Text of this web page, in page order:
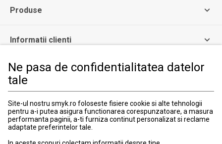
Ne pasa de confidentialitatea datelor
tale
Site-ul nostru smyk.ro foloseste fisiere cookie si alte tehnologii
pentru a-i putea asigura functionarea corespunzatoare, a masura
performanta paginii, a-ti furniza continut personalizat si reclame
adaptate preferintelor tale.
Produse
Informatii clienti
Informatii legale
Serviciul Relatii Clienti
Formular de contact
031 40 50 900
Program:
Luni-vineri: 10:00-18:00